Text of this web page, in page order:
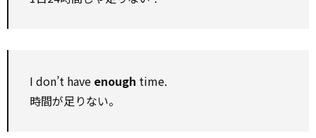
I don’t have enough time.
時間が足りない。